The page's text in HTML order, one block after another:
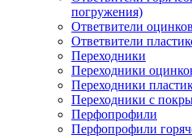
погружения)
Ответвители
Ответвители
Переходники
Переходники
Переходники
Переходники с
Перфопрофили
Перфопрофили